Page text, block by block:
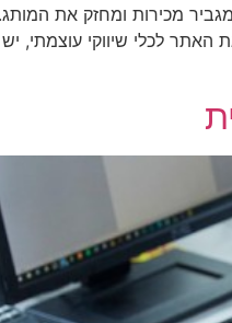
מכירות ומחזק את
לכלי שיווקי עוצמתי,